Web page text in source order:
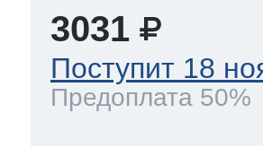
3031
Поступит 18
Предоплата 50%